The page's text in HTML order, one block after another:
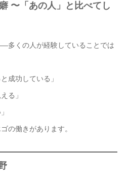
〜「あの人」と比べてし
多くの人が経験していることでは
成功している」
る」
の働きがあります。